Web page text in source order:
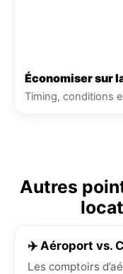
Économiser sur
Timing, conditions
Autres
✈️ Aéroport vs.
Les comptoirs